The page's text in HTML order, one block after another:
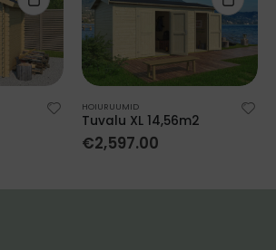
HOIURUUMID
Tuvalu XL 14,56m2
€2,597.00